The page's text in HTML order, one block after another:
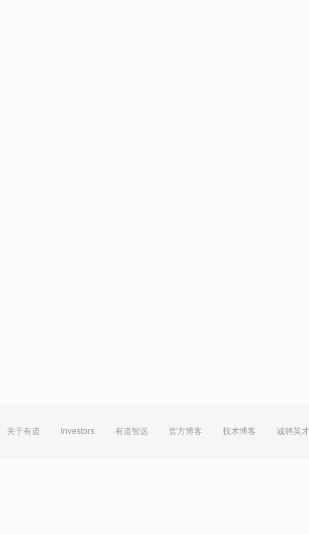
关于有道 Investors 有道智选 官方博客 技术博客 诚聘英才